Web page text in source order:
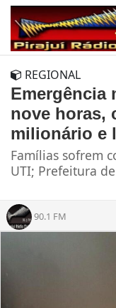
REGIONAL
Emergência
nove horas,
milionário e
Famílias sofrem
UTI; Prefeitura
90.1 FM